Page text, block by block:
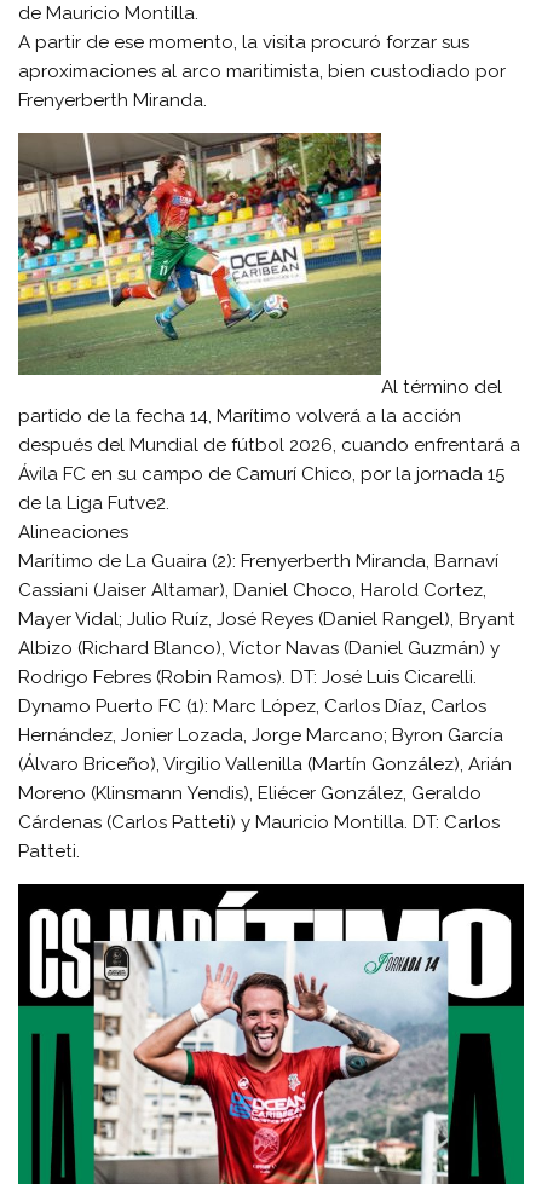
de Mauricio Montilla.
A partir de ese momento, la visita procuró forzar sus
aproximaciones al arco maritimista, bien custodiado por
Frenyerberth Miranda.
Al término del
partido de la fecha 14, Marítimo volverá a la acción
después del Mundial de fútbol 2026, cuando enfrentará a
Ávila FC en su campo de Camurí Chico, por la jornada 15
de la Liga Futve2.
Alineaciones
Marítimo de La Guaira (2): Frenyerberth Miranda, Barnaví
Cassiani (Jaiser Altamar), Daniel Choco, Harold Cortez,
Mayer Vidal; Julio Ruíz, José Reyes (Daniel Rangel), Bryant
Albizo (Richard Blanco), Víctor Navas (Daniel Guzmán) y
Rodrigo Febres (Robin Ramos). DT: José Luis Cicarelli.
Dynamo Puerto FC (1): Marc López, Carlos Díaz, Carlos
Hernández, Jonier Lozada, Jorge Marcano; Byron García
(Álvaro Briceño), Virgilio Vallenilla (Martín González), Arián
Moreno (Klinsmann Yendis), Eliécer González, Geraldo
Cárdenas (Carlos Patteti) y Mauricio Montilla. DT: Carlos
Patteti.